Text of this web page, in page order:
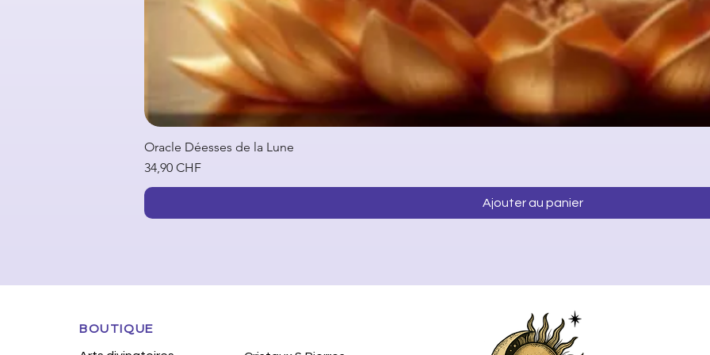
Oracle Déesses de la Lune
Prix
34,90 CHF
Ajouter au panier
BOUTIQUE